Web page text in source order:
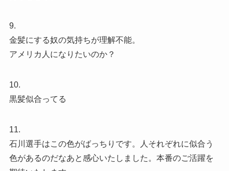
9.
金髪にする奴の気持ちが理解不能。
アメリカ人になりたいのか？
10.
黒髪似合ってる
11.
石川選手はこの色がばっちりです。人それぞれに似合う
色があるのだなあと感心いたしました。本番のご活躍を